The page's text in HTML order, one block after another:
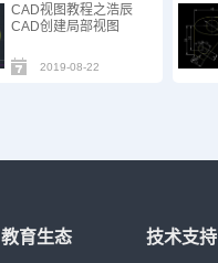
CAD视图教程之浩辰
CAD创建局部视图
2019-08-22
教育生态 技术支持